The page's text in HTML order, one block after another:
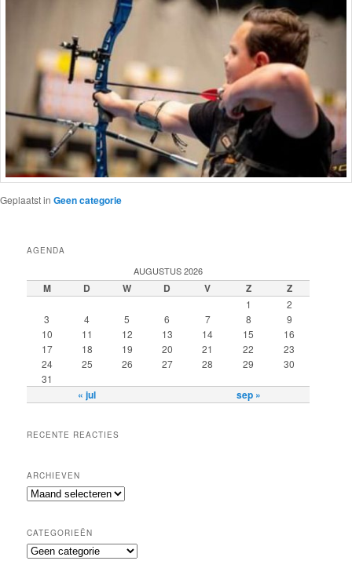
Geplaatst in Geen categorie
AGENDA
AUGUSTUS 2026
M D W D V Z Z
1
2
3
4 5 6 7 8
9
10
11 12 13 14 15
16
17
18 19 20 21 22
23
24
25 26 27 28 29
30
31
« jul sep »
RECENTE REACTIES
ARCHIEVEN
Archieven
CATEGORIEËN
Categorieën